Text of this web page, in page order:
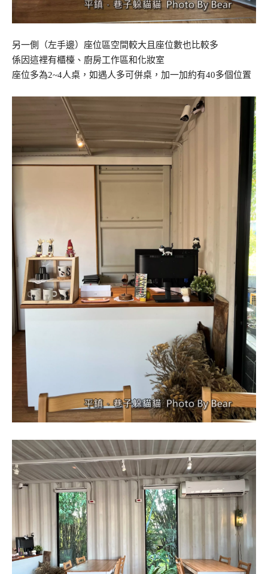
另一側（左手邊）座位區空間較大且座位數也比較多
係因這裡有櫃檯、廚房工作區和化妝室
座位多為2~4人桌，如遇人多可併桌，加一加約有40多個位置